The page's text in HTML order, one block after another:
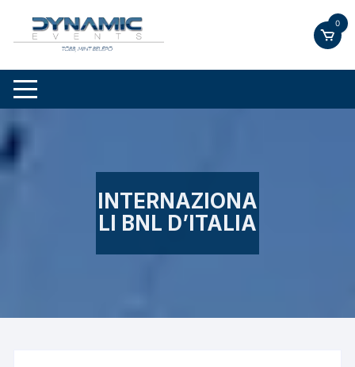
content
0
INTERNAZIONA
LI BNL D’ITALIA